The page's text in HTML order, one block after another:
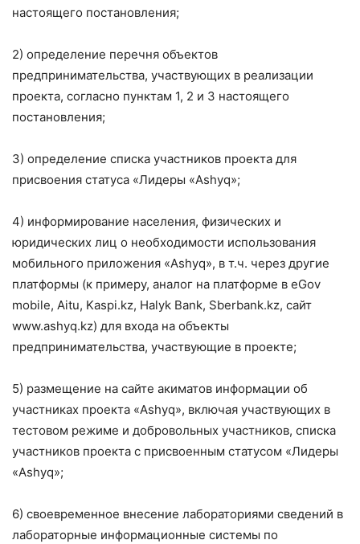
настоящего постановления;
2) определение перечня объектов
предпринимательства, участвующих в реализации
проекта, согласно пунктам 1, 2 и 3 настоящего
постановления;
3) определение списка участников проекта для
присвоения статуса «Лидеры «Ashyq»;
4) информирование населения, физических и
юридических лиц о необходимости использования
мобильного приложения «Ashyq», в т.ч. через другие
платформы (к примеру, аналог на платформе в eGov
mobile, Аitu, Kaspi.kz, Halyk Bank, Sberbank.kz, сайт
www.ashyq.kz) для входа на объекты
предпринимательства, участвующие в проекте;
5) размещение на сайте акиматов информации об
участниках проекта «Ashyq», включая участвующих в
тестовом режиме и добровольных участников, списка
участников проекта с присвоенным статусом «Лидеры
«Ashyq»;
6) своевременное внесение лабораториями сведений в
лабораторные информационные системы по